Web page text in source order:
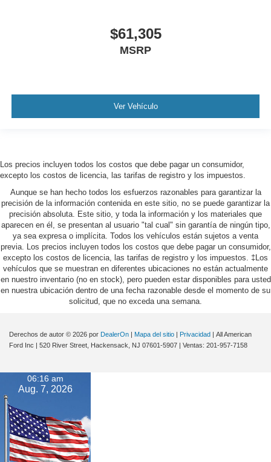
$61,305
MSRP
Ver Vehículo
Los precios incluyen todos los costos que debe pagar un consumidor,
excepto los costos de licencia, las tarifas de registro y los impuestos.
Aunque se han hecho todos los esfuerzos razonables para garantizar la
precisión de la información contenida en este sitio, no se puede garantizar la
precisión absoluta. Este sitio, y toda la información y los materiales que
aparecen en él, se presentan al usuario "tal cual" sin garantía de ningún tipo,
ya sea expresa o implícita. Todos los vehículos están sujetos a venta
previa. Los precios incluyen todos los costos que debe pagar un consumidor,
excepto los costos de licencia, las tarifas de registro y los impuestos. ‡Los
vehículos que se muestran en diferentes ubicaciones no están actualmente
en nuestro inventario (no en stock), pero pueden estar disponibles para usted
en nuestra ubicación dentro de una fecha razonable desde el momento de su
solicitud, que no exceda una semana.
Derechos de autor © 2026 por DealerOn Mapa del sitio Privacidad | All American
Ford Inc
520 River Street, Hackensack, NJ 07601-5907 | Ventas: 201-957-7158
06:16 am
Aug. 7, 2026